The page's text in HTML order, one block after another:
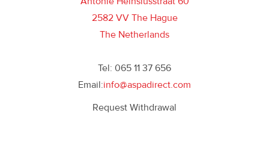
2582 VV The Hague
The Netherlands
Tel: 065 11 37 656
Email:info@aspadirect.com
Request Withdrawal